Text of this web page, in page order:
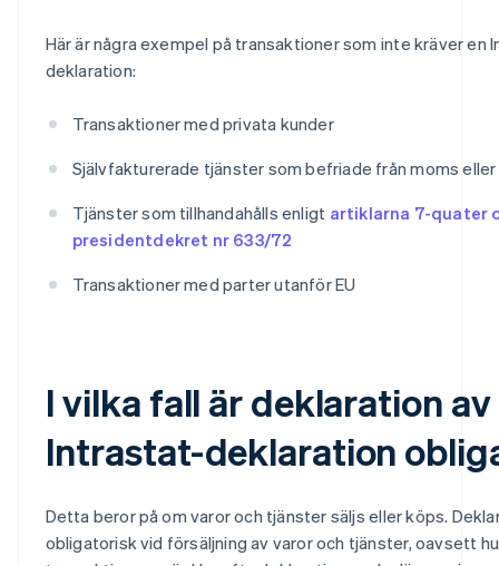
Här är några exempel på transaktioner som inte kräver en
deklaration:
Transaktioner med privata kunder
Självfakturerade tjänster som befriade från moms
Tjänster som tillhandahålls enligt artiklarna 7-quater
presidentdekret nr 633/72
Transaktioner med parter utanför EU
I vilka fall är deklaration av
Intrastat-deklaration
Detta beror på om varor och tjänster säljs eller köps.
obligatorisk vid försäljning av varor och tjänster, oavsett